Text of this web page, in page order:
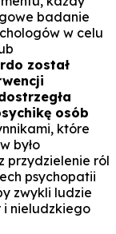
badanie
w celu
został
osób
które
było
przydzielenie ról
psychopatii
zwykli ludzie
i nieludzkiego